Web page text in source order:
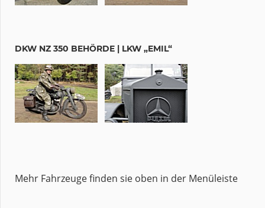
DKW NZ 350 BEHÖRDE | LKW „EMIL“
Mehr Fahrzeuge finden sie oben in der Menüleiste